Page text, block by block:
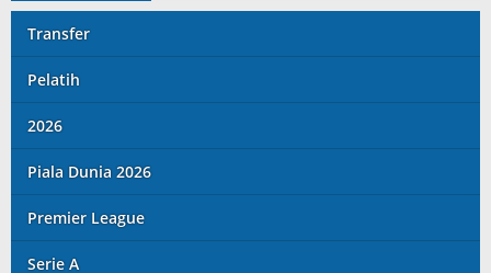
Transfer
Pelatih
2026
Piala Dunia 2026
Premier League
Serie A